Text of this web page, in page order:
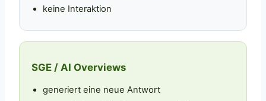
keine Interaktion
SGE / AI Overviews
generiert eine neue Antwort